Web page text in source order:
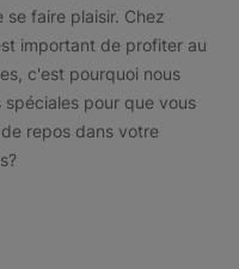
faire plaisir. Chez
important de profiter au
c'est pourquoi nous
spéciales pour que vous
repos dans votre